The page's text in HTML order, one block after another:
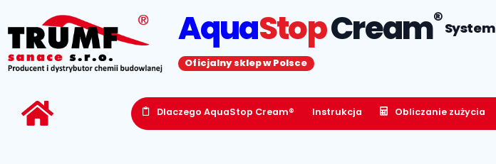
AquaStopCream®System
Oficjalny sklep w Polsce
Dlaczego AquaStop Cream® Instrukcja Obliczanie zużycia